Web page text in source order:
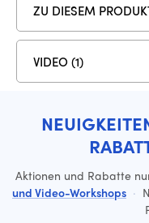
ZU DIESEM
VIDEO (1)
Aktionen und Rabatte
und Video-Workshops ·